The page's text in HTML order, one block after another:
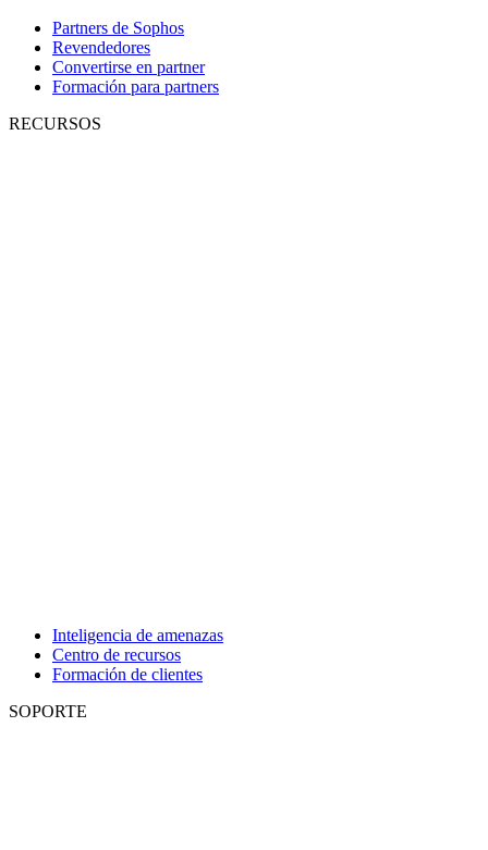
Partners de Sophos
Revendedores
Convertirse en partner
Formación para partners
RECURSOS
Inteligencia de amenazas
Centro de recursos
Formación de clientes
SOPORTE